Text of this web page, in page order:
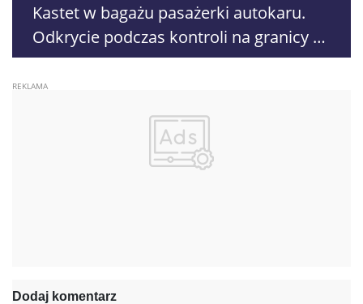
Kastet w bagażu pasażerki autokaru.
Odkrycie podczas kontroli na granicy w
Dorohusku
Dodaj komentarz